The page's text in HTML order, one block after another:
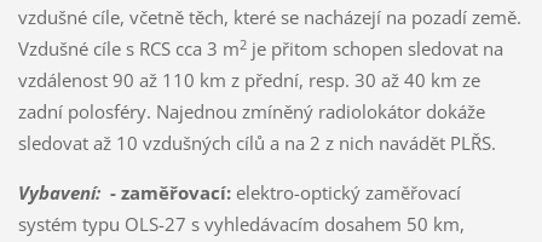
vzdušné cíle, včetně těch, které se nacházejí na pozadí země.
Vzdušné cíle s RCS cca 3 m2je přitom schopen sledovat na
vzdálenost 90 až 110 km z přední, resp. 30 až 40 km ze
zadní polosféry. Najednou zmíněný radiolokátor dokáže
sledovat až 10 vzdušných cílů a na 2 z nich navádět PLŘS.
Vybavení: - zaměřovací:elektro-optický zaměřovací
systém typu OLS-27 s vyhledávacím dosahem 50 km,